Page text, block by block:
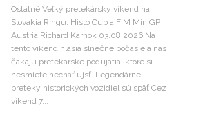
Ostatné Veľký pretekársky víkend na
Slovakia Ringu: Histo Cup a FIM MiniGP
Austria Richard Karnok 03.08.2026 Na
tento víkend hlásia slnečné počasie a nás
čakajú pretekárske podujatia, ktoré si
nesmiete nechať ujsť. Legendárne
preteky historických vozidiel sú späť Cez
víkend 7...